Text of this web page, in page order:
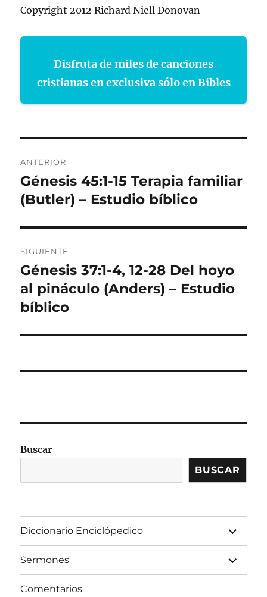
Copyright 2012 Richard Niell Donovan
Disfruta de miles de canciones
cristianas en exclusiva sólo en Bibles
de
entradas
ANTERIOR
Entrada
anterior:
Génesis 45:1-15 Terapia familiar
(Butler) – Estudio bíblico
SIGUIENTE
Entrada
siguiente:
Génesis 37:1-4, 12-28 Del hoyo
al pináculo (Anders) – Estudio
bíblico
Buscar
BUSCAR
Diccionario Enciclópedico
expandir
el
menú
inferior
Sermones
expandir
el
menú
Comentarios